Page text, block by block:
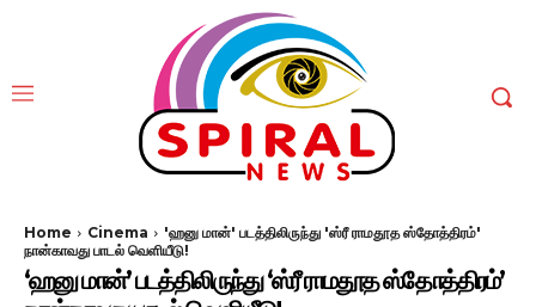
Home Cinema
'ஹனு மான்' படத்திலிருந்து 'ஸ்ரீ ராமதூத ஸ்தோத்திரம்'
நான்காவது பாடல் வெளியீடு!
‘ஹனு மான்’ படத்திலிருந்து ‘ஸ்ரீ ராமதூத ஸ்தோத்திரம்’